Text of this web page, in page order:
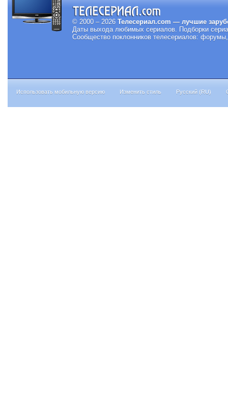
© 2000 – 2026 Телесериал.com — лучшие
Даты выхода любимых сериалов. Подборки
Сообщество поклонников телесериалов:
Использовать мобильную версию Изменить стиль Русский (RU)